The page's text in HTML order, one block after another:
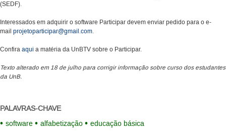
(SEDF).
Interessados em adquirir o software Participar devem enviar pedido para o e-
mail projetoparticipar@gmail.com.
Confira aqui a matéria da UnBTV sobre o Participar.
Texto alterado em 18 de julho para corrigir informação sobre curso dos estudantes
da UnB.
PALAVRAS-CHAVE
software
alfabetização
educação básica